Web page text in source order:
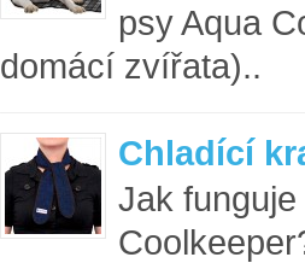
psy Aqua
domácí zvířata)..
Chladící
Jak